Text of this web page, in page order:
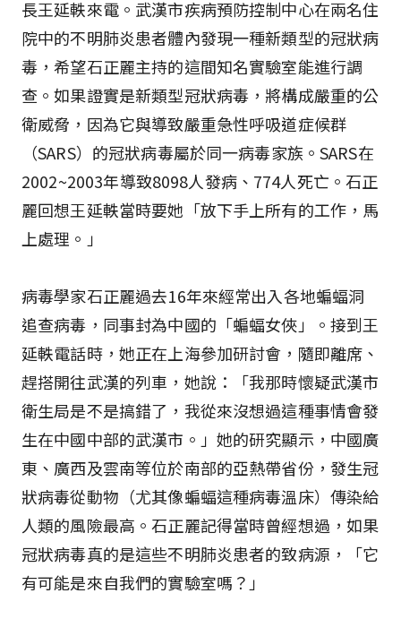
長王延軼來電。武漢市疾病預防控制中心在兩名住
院中的不明肺炎患者體內發現一種新類型的冠狀病
毒，希望石正麗主持的這間知名實驗室能進行調
查。如果證實是新類型冠狀病毒，將構成嚴重的公
衛威脅，因為它與導致嚴重急性呼吸道症候群
（SARS）的冠狀病毒屬於同一病毒家族。SARS在
2002~2003年導致8098人發病、774人死亡。石正
麗回想王延軼當時要她「放下手上所有的工作，馬
上處理。」
病毒學家石正麗過去16年來經常出入各地蝙蝠洞
追查病毒，同事封為中國的「蝙蝠女俠」。接到王
延軼電話時，她正在上海參加研討會，隨即離席、
趕搭開往武漢的列車，她說：「我那時懷疑武漢市
衛生局是不是搞錯了，我從來沒想過這種事情會發
生在中國中部的武漢市。」她的研究顯示，中國廣
東、廣西及雲南等位於南部的亞熱帶省份，發生冠
狀病毒從動物（尤其像蝙蝠這種病毒溫床）傳染給
人類的風險最高。石正麗記得當時曾經想過，如果
冠狀病毒真的是這些不明肺炎患者的致病源，「它
有可能是來自我們的實驗室嗎？」